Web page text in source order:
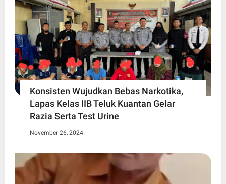
Konsisten Wujudkan Bebas Narkotika,
Lapas Kelas IIB Teluk Kuantan Gelar
Razia Serta Test Urine
November 26, 2024